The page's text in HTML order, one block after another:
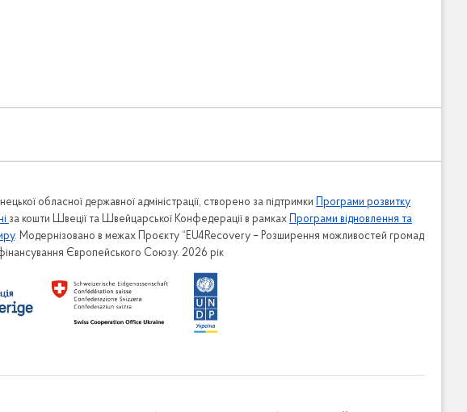
обласної державної адміністрації, створено за підтримки Програми розвитку
за кошти Швеції та Швейцарської Конфедерації в рамках Програми відновлення та
. Модернізовано в межах Проєкту “EU4Recovery – Розширення можливостей громад
фінансування Європейського Союзу. 2026 рік